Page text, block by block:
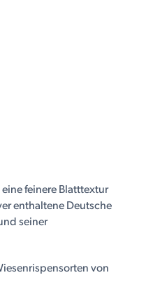
feinere Blatttextur
enthaltene Deutsche
seiner
von